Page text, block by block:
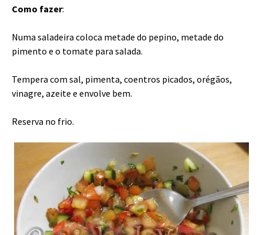
Como fazer:
Numa saladeira coloca metade do pepino, metade do
pimento e o tomate para salada.
Tempera com sal, pimenta, coentros picados, orégãos,
vinagre, azeite e envolve bem.
Reserva no frio.